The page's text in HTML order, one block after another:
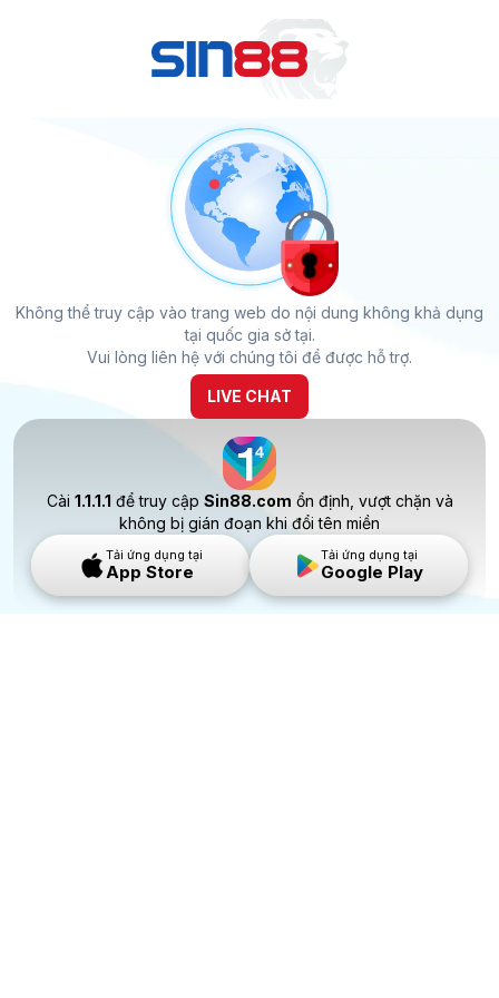
Không thể truy cập vào trang web do nội dung không khả dụng
tại quốc gia sở tại.
Vui lòng liên hệ với chúng tôi để được hỗ trợ.
LIVE CHAT
Cài 1.1.1.1 để truy cập Sin88.com ổn định, vượt chặn và
không bị gián đoạn khi đổi tên miền
Tải ứng dụng tại
App Store
Tải ứng dụng tại
Google Play